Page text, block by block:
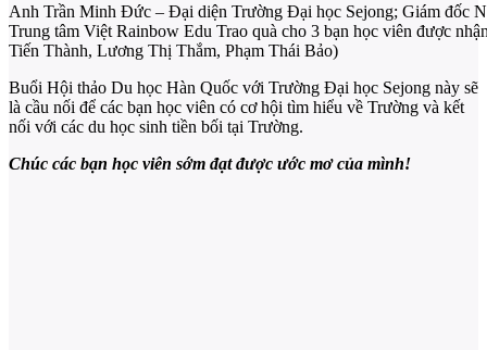
Anh Trần Minh Đức – Đại diện Trường Đại học Sejong; Giám đốc
Trung tâm Việt Rainbow Edu Trao quà cho 3 bạn học viên được
Tiến Thành, Lương Thị Thắm, Phạm Thái Bảo)
Buổi Hội thảo Du học Hàn Quốc với Trường Đại học Sejong này sẽ
là cầu nối để các bạn học viên có cơ hội tìm hiểu về Trường và kết
nối với các du học sinh tiền bối tại Trường.
Chúc các bạn học viên sớm đạt được ước mơ của mình!